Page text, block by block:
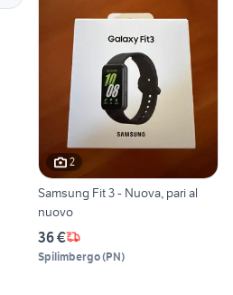
2
Samsung Fit 3 - Nuova, pari al
nuovo
36 €
Spilimbergo(PN)